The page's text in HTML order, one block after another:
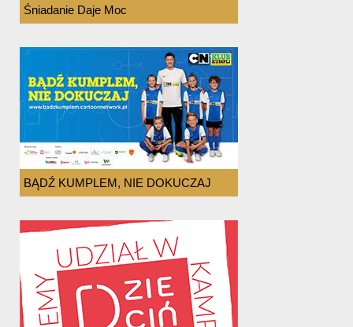
Śniadanie Daje Moc
BĄDŹ KUMPLEM, NIE DOKUCZAJ